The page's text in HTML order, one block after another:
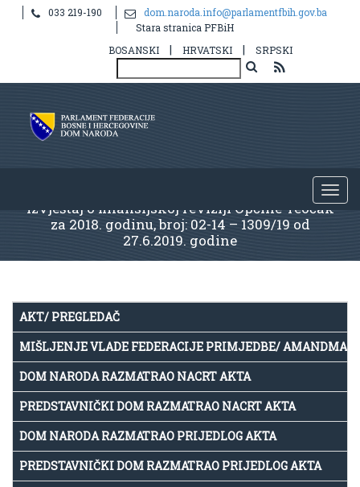
033 219-190
dom.naroda.info@parlamentfbih.gov.ba
Stara stranica PFBiH
BOSANSKI
| HRVATSKI | SRPSKI
Izvještaj o finansijskoj reviziji Općine Teočak
za 2018. godinu, broj: 02-14 – 1309/19 od
27.6.2019. godine
AKT/ PREGLEDAČ
MIŠLJENJE VLADE FEDERACIJE PRIMJEDBE/
DOM NARODA RAZMATRAO NACRT AKTA
PREDSTAVNIČKI DOM RAZMATRAO NACRT AKTA
DOM NARODA RAZMATRAO PRIJEDLOG AKTA
PREDSTAVNIČKI DOM RAZMATRAO PRIJEDLOG AKTA